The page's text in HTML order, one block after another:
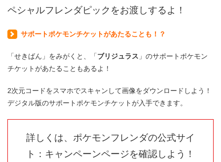
ペシャルフレンダピックをお渡しするよ！
サポートポケモンチケットがあたることも！？
「せきばん」をみがくと、「ブリジュラス 」のサポートポケモン
チケットがあたることもあるよ！
2次元コードをスマホでスキャンして画像をダウンロードしよう！
デジタル版のサポートポケモンチケットが入手できます。
詳しくは、ポケモンフレンダの公式サイ
ト：キャンペーンページを確認しよう！